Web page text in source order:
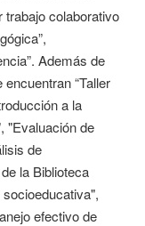
trabajo colaborativo
Además de
“Taller
a la
"Evaluación de
de
la Biblioteca
efectivo de